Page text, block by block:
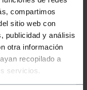
compartimos
sitio web con
publicidad y análisis
otra información
recopilado a
servicios.
/ RG59-Male
andere een